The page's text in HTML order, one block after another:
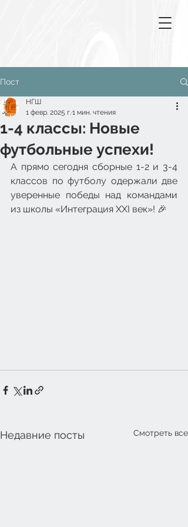
Пост
1-4 классы: Новые
футбольные успехи!
НГШ
1 февр. 2025 г.1 мин. чтения
А прямо сегодня сборные 1-2 и 3-4
классов по футболу одержали две
уверенные победы над командами
из школы «Интеграция XXI век»! 🎉
Недавние посты Смотреть все